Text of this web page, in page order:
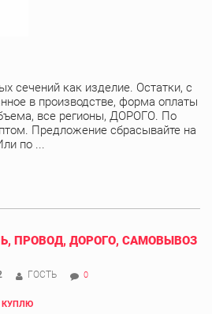
сечений как изделие. Остатки, с
в производстве, форма оплаты
все регионы, ДОРОГО. По
Предложение сбрасывайте на
по ...
ПРОВОД, ДОРОГО, САМОВЫВОЗ
ГОСТЬ 0
КУПЛЮ